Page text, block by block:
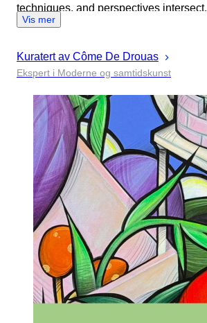
techniques, and perspectives intersect.
Vis mer
Kuratert av Côme De Drouas
Ekspert i Moderne og samtidskunst